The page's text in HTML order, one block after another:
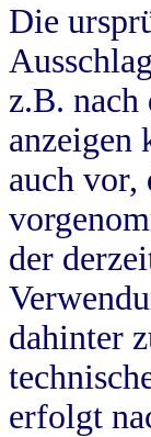
Die
z.B.
anzeigen
auch vor,
der
dahinter
erfolgt